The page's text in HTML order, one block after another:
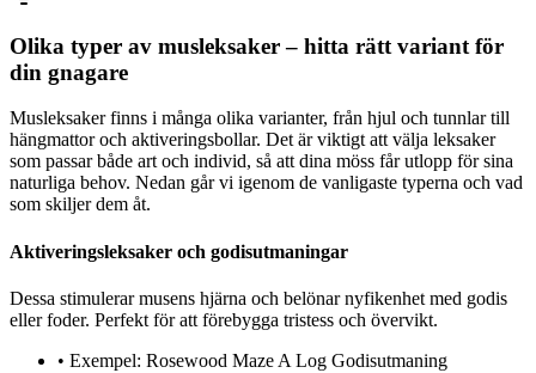
Olika typer av musleksaker – hitta rätt variant för
din gnagare
Musleksaker finns i många olika varianter, från hjul och tunnlar till
hängmattor och aktiveringsbollar. Det är viktigt att välja leksaker
som passar både art och individ, så att dina möss får utlopp för sina
naturliga behov. Nedan går vi igenom de vanligaste typerna och vad
som skiljer dem åt.
Aktiveringsleksaker och godisutmaningar
Dessa stimulerar musens hjärna och belönar nyfikenhet med godis
eller foder. Perfekt för att förebygga tristess och övervikt.
• Exempel: Rosewood Maze A Log Godisutmaning